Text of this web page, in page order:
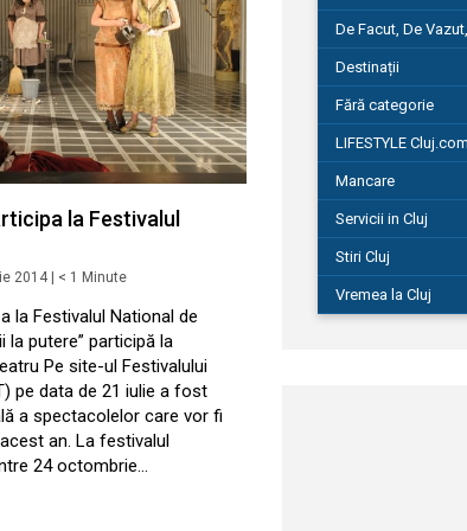
la Festivalul
2014 < 1 Minute
la Festivalul National de
la putere” participă la
Pe site-ul Festivalului
pe data de 21 iulie a fost
a spectacolelor care vor fi
an. La festivalul
24 octombrie…
De Facut, De
Destinații
Fără categorie
LIFESTYLE Cluj.com
Mancare
Servicii in Cluj
Stiri Cluj
Vremea la Cluj